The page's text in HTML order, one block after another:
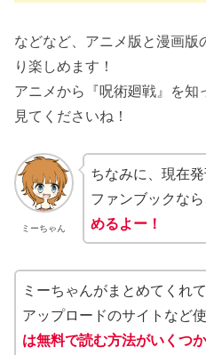
などなど、アニメ版と漫画版
り楽しめます！
アニメから『呪術廻戦』を知
見てくださいね！
ミーちゃん
ちなみに、現在
ファンブックなら
めるよー！
ミーちゃんがまとめてくれ
アップロードのサイトなど
は無料で読む方法がいくつ